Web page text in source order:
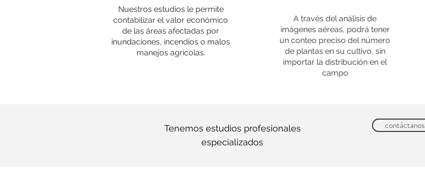
Nuestros estudios le permite
contabilizar el valor económico
de las áreas afectadas por
inundaciones, incendios o malos
manejos agrícolas.
A través del análisis de
imágenes aéreas, podrá tener
un conteo preciso del número
de plantas en su cultivo, sin
importar la distribución en el
campo
Tenemos estudios profesionales
especializados
contáctanos